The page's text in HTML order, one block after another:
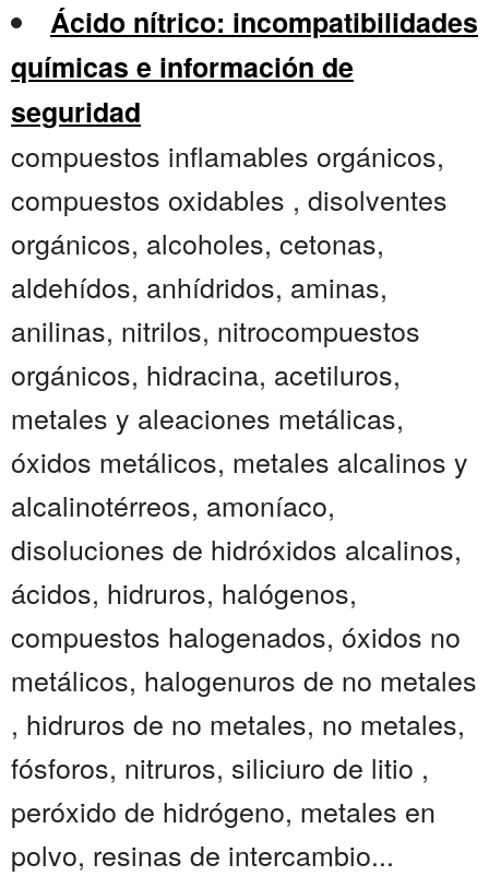
Ácido nítrico: incompatibilidades
químicas e información de
seguridad
compuestos inflamables orgánicos,
compuestos oxidables , disolventes
orgánicos, alcoholes, cetonas,
aldehídos, anhídridos, aminas,
anilinas, nitrilos, nitrocompuestos
orgánicos, hidracina, acetiluros,
metales y aleaciones metálicas,
óxidos metálicos, metales alcalinos y
alcalinotérreos, amoníaco,
disoluciones de hidróxidos alcalinos,
ácidos, hidruros, halógenos,
compuestos halogenados, óxidos no
metálicos, halogenuros de no metales
, hidruros de no metales, no metales,
fósforos, nitruros, siliciuro de litio ,
peróxido de hidrógeno, metales en
polvo, resinas de intercambio...